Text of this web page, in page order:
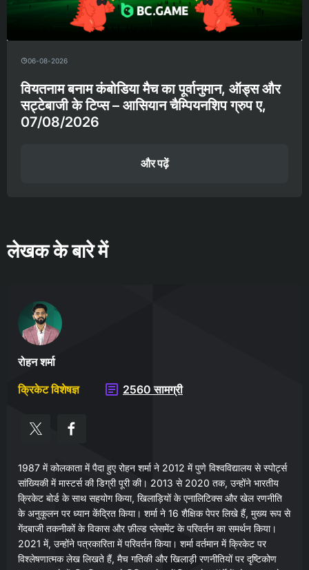
06-08-2026
वियतनाम बनाम कंबोडिया मैच का पूर्वानुमान, ऑड्स और
सट्टेबाजी के टिप्स – आसियान चैम्पियनशिप ग्रुप ए,
07/08/2026
और पढ़ें
लेखक के बारे में
रोहन शर्मा
क्रिकेट विशेषज्ञ
2560 सामग्री
1987 में कोलकाता में पैदा हुए रोहन शर्मा ने 2012 में पुणे विश्वविद्यालय से स्पोर्ट्स
सांख्यिकी में मास्टर्स की डिग्री पूरी की। 2013 से 2020 तक, उन्होंने भारतीय
क्रिकेट बोर्ड के साथ सहयोग किया, खिलाड़ियों के एनालिटिक्स और खेल रणनीति
के अनुकूलन पर ध्यान केंद्रित किया। शर्मा ने 16 शैक्षिक पेपर लिखे हैं, मुख्य रूप से
गेंदबाजी तकनीकों के विकास और फ़ील्ड प्लेसमेंट के परिवर्तन का समर्थन किया।
2021 में, उन्होंने पत्रकारिता में परिवर्तन किया। शर्मा वर्तमान में क्रिकेट पर
विश्लेषणात्मक लेख लिखते हैं, मैच गतिकी और खिलाड़ी रणनीतियों पर दृष्टिकोण